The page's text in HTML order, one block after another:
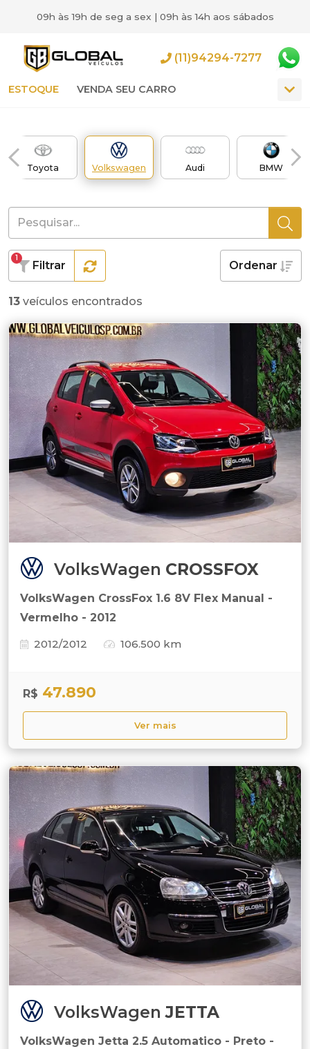
09h às 19h de seg a sex | 09h às 14h aos sábados
ESTOQUE VENDA SEU CARRO
(11)94294-7277
Toyota Volkswagen Audi BMW
Filtrar
1
Ordenar
13 veículos encontrados
VolksWagen CROSSFOX
VolksWagen CrossFox 1.6 8V Flex Manual -
Vermelho - 2012
2012/2012
106.500 km
R$ 47.890
Ver mais
VolksWagenJETTA
VolksWagen Jetta 2.5 Automatico - Preto -